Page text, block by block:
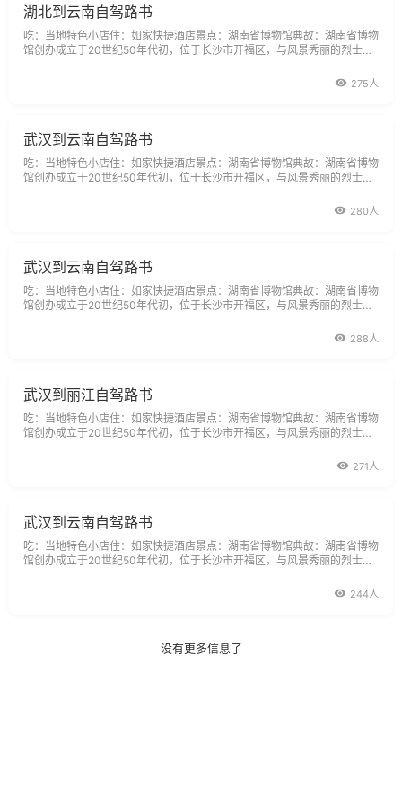
湖北到云南自驾路书
吃：当地特色小店住：如家快捷酒店景点：湖南省博物馆典故：湖南省博物
馆创办成立于20世纪50年代初，位于长沙市开福区，与风景秀丽的烈士公
铜器、楚文物、历代陶瓷、书画和近现代文物等最具特色，是湖南省最大的
275人
武汉到云南自驾路书
吃：当地特色小店住：如家快捷酒店景点：湖南省博物馆典故：湖南省博物
馆创办成立于20世纪50年代初，位于长沙市开福区，与风景秀丽的烈士公
铜器、楚文物、历代陶瓷、书画和近现代文物等最具特色，是湖南省最大的
280人
武汉到云南自驾路书
吃：当地特色小店住：如家快捷酒店景点：湖南省博物馆典故：湖南省博物
馆创办成立于20世纪50年代初，位于长沙市开福区，与风景秀丽的烈士公
铜器、楚文物、历代陶瓷、书画和近现代文物等最具特色，是湖南省最大的
288人
武汉到丽江自驾路书
吃：当地特色小店住：如家快捷酒店景点：湖南省博物馆典故：湖南省博物
馆创办成立于20世纪50年代初，位于长沙市开福区，与风景秀丽的烈士公
铜器、楚文物、历代陶瓷、书画和近现代文物等最具特色，是湖南省最大的
271人
武汉到云南自驾路书
吃：当地特色小店住：如家快捷酒店景点：湖南省博物馆典故：湖南省博物
馆创办成立于20世纪50年代初，位于长沙市开福区，与风景秀丽的烈士公
铜器、楚文物、历代陶瓷、书画和近现代文物等最具特色，是湖南省最大的
244人
没有更多信息了